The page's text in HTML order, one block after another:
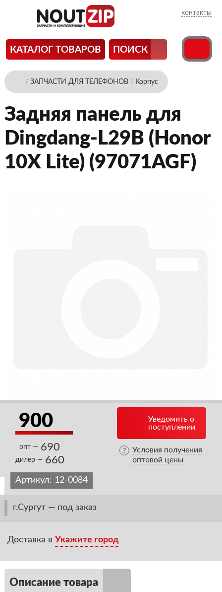
контакты
КАТАЛОГ ТОВАРОВ ПОИСК
/ ЗАПЧАСТИ ДЛЯ ТЕЛЕФОНОВ/ Корпус
Задняя панель для
Dingdang-L29B (Honor
10X Lite) (97071AGF)
900
опт — 690
дилер — 660
Уведомить о
поступлении
Условия получения
оптовой цены
Артикул: 12-0084
г.Сургут — под заказ
Доставка в Укажите город
Описание товара